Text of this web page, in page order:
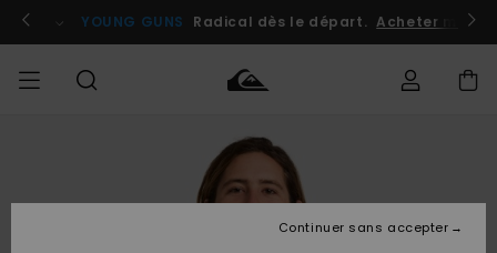
l'information
le
Se connecter / s'inscrire
YOUNG GUNS Radical dès le départ. Acheter
Vêtements
Vêtements
Shop
Homme
Shop
Homme
Outlet
Homme
Accéder à
commande
Continuer sans accepter